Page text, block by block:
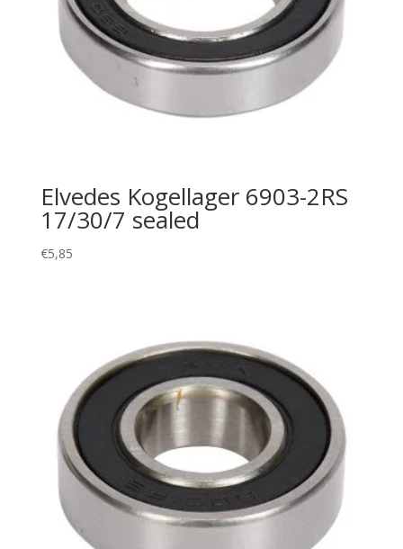
Elvedes Kogellager 6903-2RS
17/30/7 sealed
€5,85